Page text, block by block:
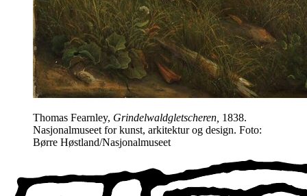
Thomas Fearnley, Grindelwaldgletscheren, 1838.
Nasjonalmuseet for kunst, arkitektur og design. Foto:
Børre Høstland/Nasjonalmuseet